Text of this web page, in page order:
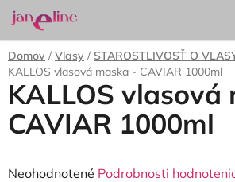
Prejsť
na
obsah
Domov / Vlasy / STAROSTLIVOSŤ O
KALLOS vlasová maska - CAVIAR 1000ml
KALLOS vlasová
CAVIAR 1000ml
Priemerné
Neohodnotené Podrobnosti